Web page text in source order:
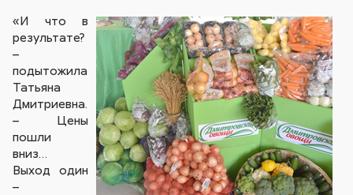
«И что в
результате?
–
подытожила
Татьяна
Дмитриевна.
– Цены
пошли
вниз…
Выход один
–